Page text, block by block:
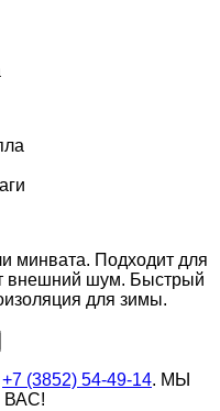
минвата. Подходит для
внешний шум. Быстрый
для зимы.
+7 (3852) 54-49-14. МЫ